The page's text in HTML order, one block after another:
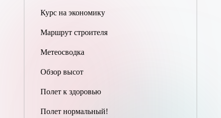
Курс на экономику
Маршрут строителя
Метеосводка
Обзор высот
Полет к здоровью
Полет нормальный!